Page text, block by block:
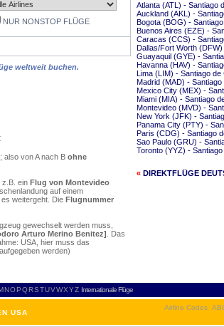
NUR NONSTOP FLÜGE
weltweit buchen.
also von A nach B ohne
z.B. ein Flug von Montevideo
auf einem
weitergeht. Die Flugnummer
gewechselt werden muss,
Arturo Merino Benitez] . Das
USA, hier muss das
werden)
Atlanta (ATL) - Santiago
Auckland (AKL) -
Bogota (BOG) -
Buenos Aires (EZE) -
Caracas (CCS) -
Dallas/Fort Worth
Guayaquil (GYE) -
Havanna (HAV) -
Lima (LIM) - Santiago de
Madrid (MAD) - Santiago
Mexico City (MEX) -
Miami (MIA) - Santiago
Montevideo (MVD) -
New York (JFK) -
Panama City (PTY) -
Paris (CDG) - Santiago
Sao Paulo (GRU) -
Toronto (YYZ) - Santiago
« DIREKTFLÜGE
NOPQRSTUVWXYZ Internationale Flüge
USA
Airline Codes AB